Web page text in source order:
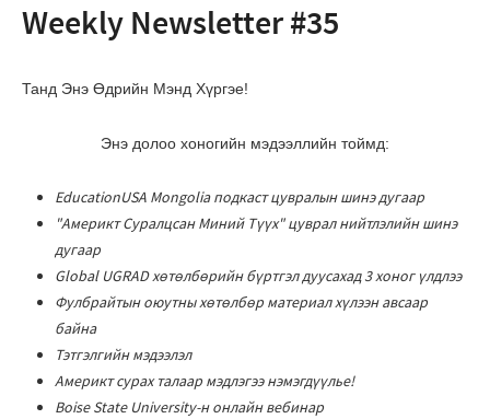
Weekly Newsletter #35
Танд Энэ Өдрийн Мэнд Хүргэе!
Энэ долоо хоногийн мэдээллийн тоймд:
EducationUSA Mongolia подкаст цувралын шинэ дугаар
"Америкт Суралцсан Миний Түүх" цуврал нийтлэлийн шинэ
дугаар
Global UGRAD хөтөлбөрийн бүртгэл дуусахад 3 хоног үлдлээ
Фулбрайтын оюутны хөтөлбөр материал хүлээн авсаар
байна
Тэтгэлгийн мэдээлэл
Америкт сурах талаар мэдлэгээ нэмэгдүүлье!
Boise State University-н онлайн вебинар